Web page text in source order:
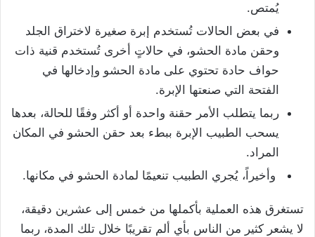
يُمتص.
في بعض الحالات تُستخدم إبرة صغيرة لاختراق الجلد
وحقن مادة الحشو، في حالاتٍ أخرى تُستخدم قنية ذات
حواف حادة تحتوي على مادة الحشو وإدخالها في
الفتحة التي صنعتها الإبرة.
ربما يتطلب الأمر حقنة واحدة أو أكثر وفقًا للحالة، بعدها
يسحب الطبيب الإبرة ببطء بعد حقن الحشو في المكان
المراد.
وأخيراً، يُجري الطبيب تنعيمًا لمادة الحشو في مكانها.
تستغرق هذه العملية بأكملها من خمس إلى عشرين دقيقة،
لا يشعر كثير من الناس بأي ألم تقريبًا خلال تلك المدة، ربما